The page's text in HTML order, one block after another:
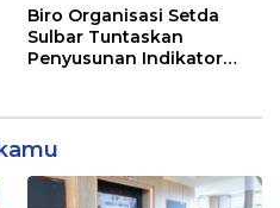
Biro Organisasi Setda
Sulbar Tuntaskan
Penyusunan Indikator